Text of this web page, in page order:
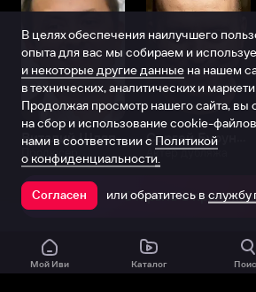
Виталий Шляппо
Продюсер Актёр дубляжа
Открыть в
Мой Иви Каталог
В целях обеспечения наилучшего
опыта для вас мы собираем и
и некоторые другие данные на нашем
в технических, аналитических и
Продолжая просмотр нашего сайта, вы
на сбор и использование cookie-
нами в соответствии с Политикой
о конфиденциальности.
Согласен или обратитесь в службу